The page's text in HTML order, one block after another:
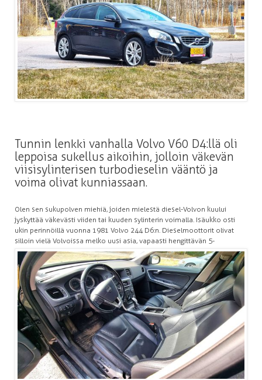
Tunnin lenkki vanhalla Volvo V60 D4:llä oli
leppoisa sukellus aikoihin, jolloin väkevän
viisisylinterisen turbodieselin vääntö ja
voima olivat kunniassaan.
Olen sen sukupolven miehiä, joiden mielestä diesel-Volvon kuului
jyskyttää väkevästi viiden tai kuuden sylinterin voimalla. Isäukko osti
ukin perinnöillä vuonna 1981 Volvo 244 D6:n. Dieselmoottorit olivat
silloin vielä Volvoissa melko uusi asia, vapaasti hengittävän 5-